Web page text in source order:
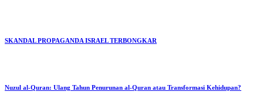
SKANDAL PROPAGANDA ISRAEL TERBONGKAR
Nuzul al-Quran: Ulang Tahun Penurunan al-Quran atau Transformasi Kehidupan?